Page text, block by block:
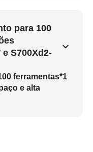
para 100
e S700Xd2-
ferramentas*1
e alta